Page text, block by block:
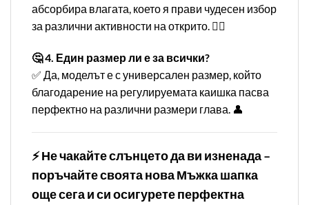
абсорбира влагата, което я прави чудесен избор
за различни активности на открито. 🏌️‍♂️
🤔 4. Един размер ли е за всички?
✅ Да, моделът е с универсален размер, който
благодарение на регулируемата каишка пасва
перфектно на различни размери глава. 👤
⚡ Не чакайте слънцето да ви изненада –
поръчайте своята нова Мъжка шапка
още сега и си осигурете перфектна